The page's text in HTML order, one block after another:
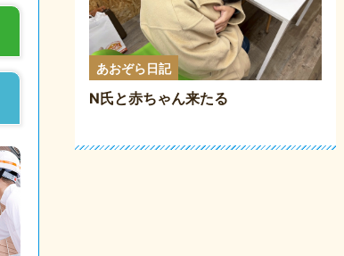
あおぞら日記
N氏と赤ちゃん来たる